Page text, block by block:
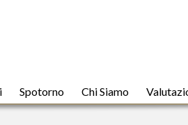
Spotorno Chi Siamo